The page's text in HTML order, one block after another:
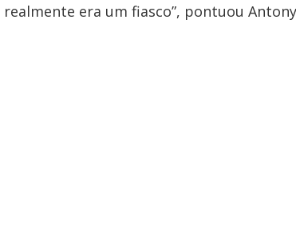
realmente era um fiasco”, pontuou